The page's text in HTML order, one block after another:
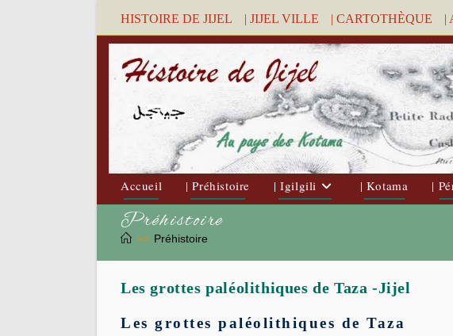
HISTOIRE DE JIJEL | JIJEL VILLE | CARTOTHÈQUE |
Accueil | Préhistoire | Igilgili | Kotama |
Préhistoire
>> Préhistoire
Les grottes paléolithiques de Taza -Jijel
Les grottes paléolithiques de Taza